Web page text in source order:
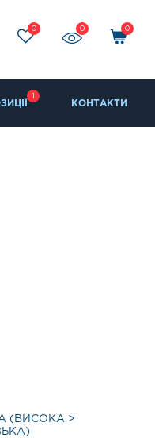
0 0 0
КОНТАКТИ
(ВИСОКА >